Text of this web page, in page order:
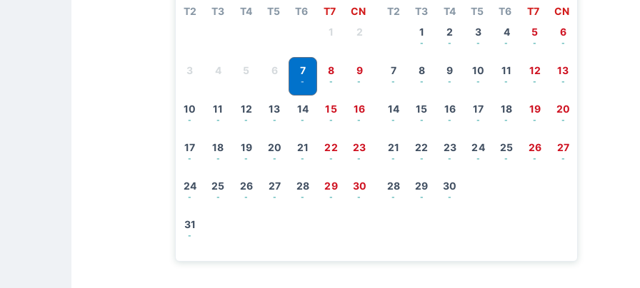
T2 T3 T4 T5 T6 T7
CN
1
2
3 4 5 6 7
-
8
-
9
-
10
-
11
-
12
-
13
-
14
-
15
-
16
-
17
-
18
-
19
-
20
-
21
-
22
-
23
-
24
-
25
-
26
-
27
-
28
-
29
-
30
-
31
-
T2 T3 T4 T5 T6 T7
CN
1
-
2
-
3
-
4
-
5
-
6
-
7
-
8
-
9
-
10
-
11
-
12
-
13
-
14
-
15
-
16
-
17
-
18
-
19
-
20
-
21
-
22
-
23
-
24
-
25
-
26
-
27
-
28
-
29
-
30
-